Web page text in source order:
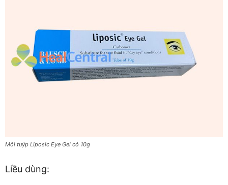
Mỗi tuýp Liposic Eye Gel có 10g
Liều dùng: